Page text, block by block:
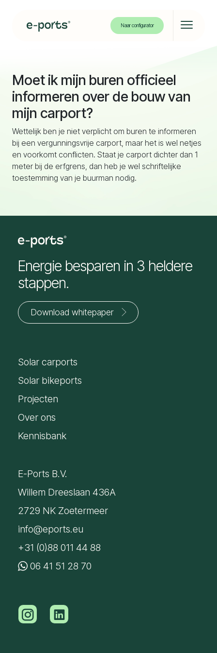
Naar configurator
Solar bikeport
Projecten
Over ons
Partners
Moet ik mijn buren officieel
informeren over de bouw van
mijn carport?
Wettelijk ben je niet verplicht om buren te informeren
bij een vergunningsvrije carport, maar het is wel netjes
en voorkomt conflicten. Staat je carport dichter dan 1
meter bij de erfgrens, dan heb je wel schriftelijke
toestemming van je buurman nodig.
Energie besparen in 3 heldere
stappen.
Download whitepaper
*
E-
mailadres
Solar carports
Solar bikeports
Projecten
Over ons
Kennisbank
E-Ports B.V.
Willem Dreeslaan 436A
2729 NK Zoetermeer
info@eports.eu
+31 (0)88 011 44 88
06 41 51 28 70